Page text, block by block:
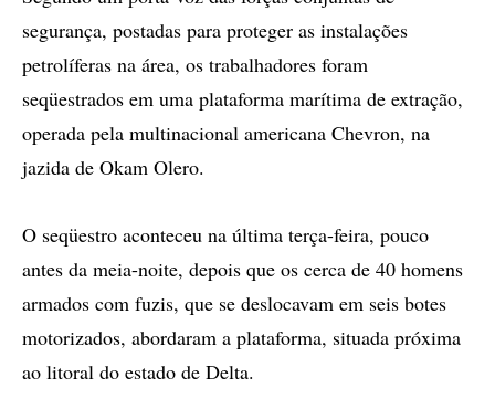
segurança, postadas para proteger as instalações
petrolíferas na área, os trabalhadores foram
seqüestrados em uma plataforma marítima de extração,
operada pela multinacional americana Chevron, na
jazida de Okam Olero.
O seqüestro aconteceu na última terça-feira, pouco
antes da meia-noite, depois que os cerca de 40 homens
armados com fuzis, que se deslocavam em seis botes
motorizados, abordaram a plataforma, situada próxima
ao litoral do estado de Delta.